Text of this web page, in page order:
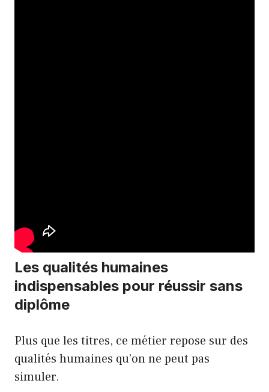
Les qualités humaines
indispensables pour réussir sans
diplôme
Plus que les titres, ce métier repose sur des
qualités humaines qu’on ne peut pas
simuler.